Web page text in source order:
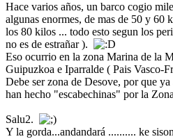
Hace varios años, un barco cogio
algunas enormes, de mas de 50 y 60
los 80 kilos ... todo esto segun los
no es de estrañar ).
Eso ocurrio en la zona Marina de la
Guipuzkoa e Iparralde ( Pais Vasco-
Debe ser zona de Desove, por que ya
han hecho "escabechinas" por la
Salu2.
Y la gorda...andandará .......... ke